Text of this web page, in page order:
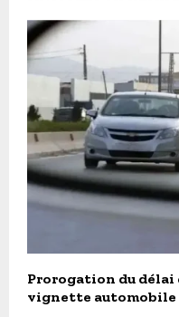
Prorogation du délai
vignette automobile